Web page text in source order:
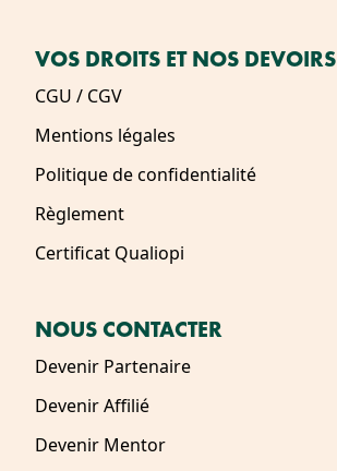
VOS DROITS ET NOS DEVOIRS
CGU / CGV
Mentions légales
Politique de confidentialité
Règlement
Certificat Qualiopi
NOUS CONTACTER
Devenir Partenaire
Devenir Affilié
Devenir Mentor